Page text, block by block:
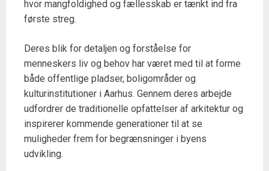
hvor mangfoldighed og fællesskab er tænkt ind fra
første streg.
Deres blik for detaljen og forståelse for
menneskers liv og behov har været med til at forme
både offentlige pladser, boligområder og
kulturinstitutioner i Aarhus. Gennem deres arbejde
udfordrer de traditionelle opfattelser af arkitektur og
inspirerer kommende generationer til at se
muligheder frem for begrænsninger i byens
udvikling.